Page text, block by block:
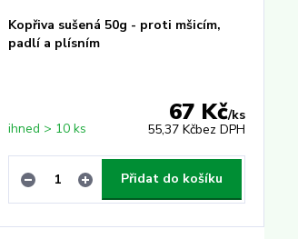
Kopřiva sušená 50g - proti mšicím,
padlí a plísním
67 Kč/ks
55,37 Kčbez DPH
ihned > 10 ks
Přidat do košíku